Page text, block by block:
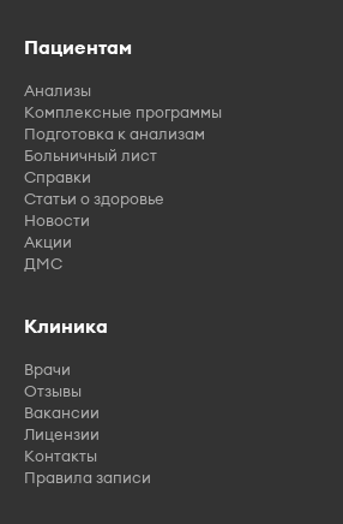
Пациентам
Анализы
Комплексные программы
Подготовка к анализам
Больничный лист
Справки
Статьи о здоровье
Новости
Акции
ДМС
Клиника
Врачи
Отзывы
Вакансии
Лицензии
Контакты
Правила записи